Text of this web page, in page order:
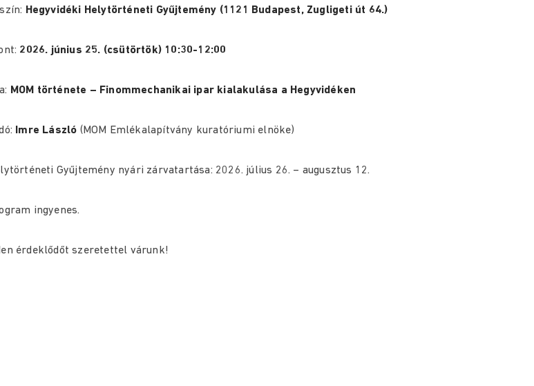
Hegyvidéki Helytörténeti Gyűjtemény (1121 Budapest, Zugligeti út 64.)
2026. június 25. (csütörtök) 10:30-12:00
MOM története – Finommechanikai ipar kialakulása a Hegyvidéken
Imre László (MOM Emlékalapítvány kuratóriumi elnöke)
Gyűjtemény nyári zárvatartása: 2026. július 26. – augusztus 12.
ingyenes.
érdeklődőt szeretettel várunk!